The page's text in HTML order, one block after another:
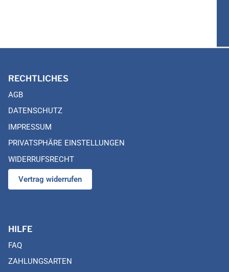
RECHTLICHES
AGB
DATENSCHUTZ
IMPRESSUM
PRIVATSPHÄRE EINSTELLUNGEN
WIDERRUFSRECHT
Vertrag widerrufen
HILFE
FAQ
ZAHLUNGSARTEN